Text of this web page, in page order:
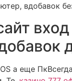
вдобавок